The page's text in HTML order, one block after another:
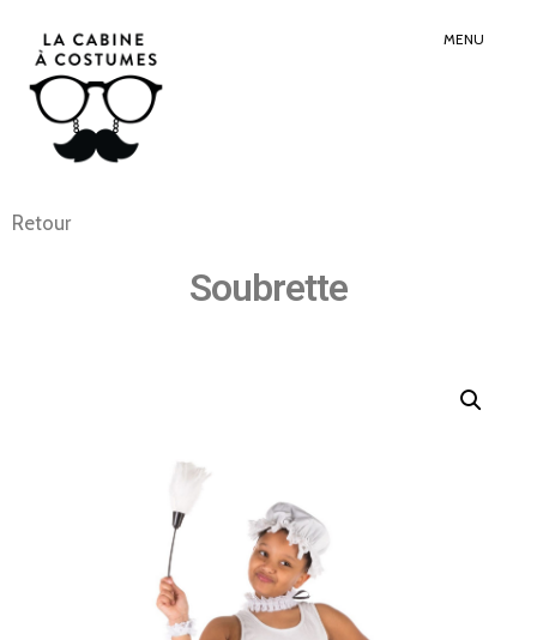
MENU
Retour
Soubrette